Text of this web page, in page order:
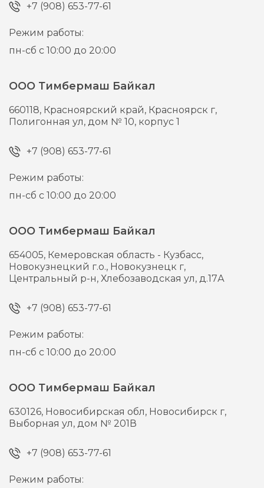
+7 (908) 653-77-61
Режим работы:
пн-сб с 10:00 до 20:00
ООО Тимбермаш Байкал
660118, Красноярский край, Красноярск г,
Полигонная ул, дом № 10, корпус 1
+7 (908) 653-77-61
Режим работы:
пн-сб с 10:00 до 20:00
ООО Тимбермаш Байкал
654005, Кемеровская область - Кузбасс,
Новокузнецкий г.о., Новокузнецк г,
Центральный р-н, Хлебозаводская ул, д.17А
+7 (908) 653-77-61
Режим работы:
пн-сб с 10:00 до 20:00
ООО Тимбермаш Байкал
630126, Новосибирская обл, Новосибирск г,
Выборная ул, дом № 201В
+7 (908) 653-77-61
Режим работы: